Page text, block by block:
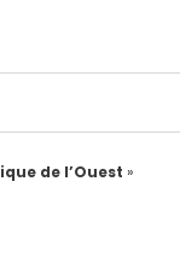
de l’Ouest »